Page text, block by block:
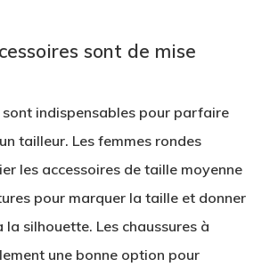
sont de mise
sont indispensables pour parfaire
tailleur. Les femmes rondes
les accessoires de taille moyenne
pour marquer la taille et donner
la silhouette. Les chaussures à
une bonne option pour